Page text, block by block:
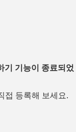
기 기능이 종료되었
접 등록해 보세요.